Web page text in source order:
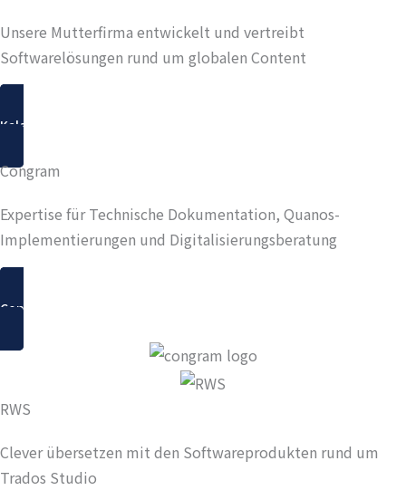
Unsere Mutterfirma entwickelt und vertreibt
Softwarelösungen rund um globalen Content
Kaleidoscope
Congram
Expertise für Technische Dokumentation, Quanos-
Implementierungen und Digitalisierungsberatung
Congram
RWS
Clever übersetzen mit den Softwareprodukten rund um
Trados Studio